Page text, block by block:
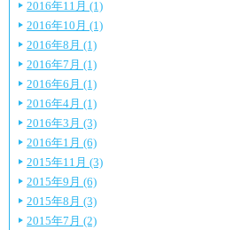
2016年11月 (1)
2016年10月 (1)
2016年8月 (1)
2016年7月 (1)
2016年6月 (1)
2016年4月 (1)
2016年3月 (3)
2016年1月 (6)
2015年11月 (3)
2015年9月 (6)
2015年8月 (3)
2015年7月 (2)